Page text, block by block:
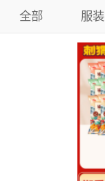
全部 服装